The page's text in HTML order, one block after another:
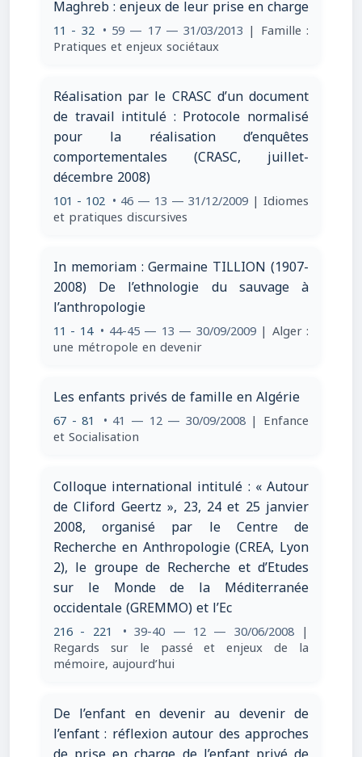
Maghreb : enjeux de leur prise en charge
11 - 32 • 59 — 17 — 31/03/2013 | Famille :
Pratiques et enjeux sociétaux
Réalisation par le CRASC d’un document
de travail intitulé : Protocole normalisé
pour la réalisation d’enquêtes
comportementales (CRASC, juillet-
décembre 2008)
101 - 102 • 46 — 13 — 31/12/2009 | Idiomes
et pratiques discursives
In memoriam : Germaine TILLION (1907-
2008) De l’ethnologie du sauvage à
l’anthropologie
11 - 14 • 44-45 — 13 — 30/09/2009 | Alger :
une métropole en devenir
Les enfants privés de famille en Algérie
67 - 81 • 41 — 12 — 30/09/2008 | Enfance
et Socialisation
Colloque international intitulé : « Autour
de Cliford Geertz », 23, 24 et 25 janvier
2008, organisé par le Centre de
Recherche en Anthropologie (CREA, Lyon
2), le groupe de Recherche et d’Etudes
sur le Monde de la Méditerranée
occidentale (GREMMO) et l’Ec
216 - 221 • 39-40 — 12 — 30/06/2008 |
Regards sur le passé et enjeux de la
mémoire, aujourd’hui
De l’enfant en devenir au devenir de
l’enfant : réflexion autour des approches